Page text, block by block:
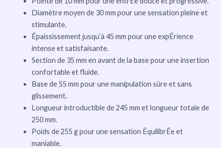
Diamètre moyen de 30 mm pour une sensation pleine et
stimulante.
Épaississement jusqu’à 45 mm pour une expÉrience
intense et satisfaisante.
Section de 35 mm en avant de la base pour une insertion
confortable et fluide.
Base de 55 mm pour une manipulation sûre et sans
glissement.
Longueur introductible de 245 mm et longueur totale de
250 mm.
Poids de 255 g pour une sensation ÉquilibrÉe et
maniable.